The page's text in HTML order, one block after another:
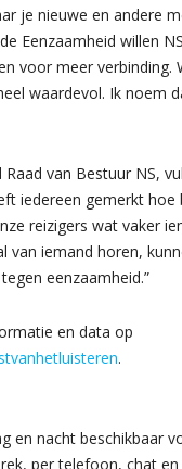
je nieuwe en andere
Eenzaamheid willen
voor meer verbinding.
waardevol. Ik noem
Raad van Bestuur NS,
iedereen gemerkt hoe
reizigers wat vaker
van iemand horen,
eenzaamheid.”
en data op
.
en nacht beschikbaar
per telefoon, chat